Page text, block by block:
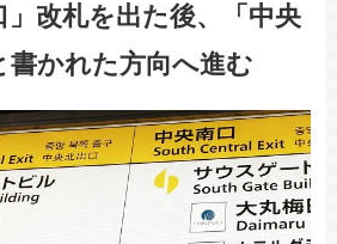
」改札を出た後、「中央
書かれた方向へ進む